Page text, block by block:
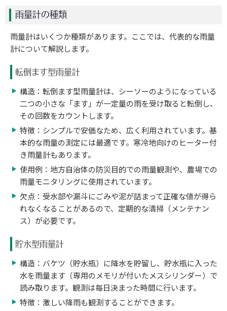
雨量計の種類
雨量計はいくつか種類があります。ここでは、代表的な雨量
計について解説します。
転倒ます型雨量計
構造：転倒ます型雨量計は、シーソーのようになっている
二つの小さな「ます」が一定量の雨を受け取ると転倒し、
その回数をカウントします。
特徴：シンプルで安価なため、広く利用されています。基
本的な雨量の測定には最適です。寒冷地向けのヒーター付
き雨量計もあります。
使用例：地方自治体の防災目的での雨量観測や、農場での
雨量モニタリングに使用されています。
欠点：受水部や漏斗にごみや泥が詰まって正確な値が得ら
れなくなることがあるので、定期的な清掃（メンテナン
ス）が必要です。
貯水型雨量計
構造：バケツ（貯水瓶）に降水を貯留し、貯水瓶に入った
水を雨量ます（専用のメモリが付いたメスシリンダー）で
読み取ります。観測は毎日決まった時間に行います。
特徴：激しい降雨も観測することができます。